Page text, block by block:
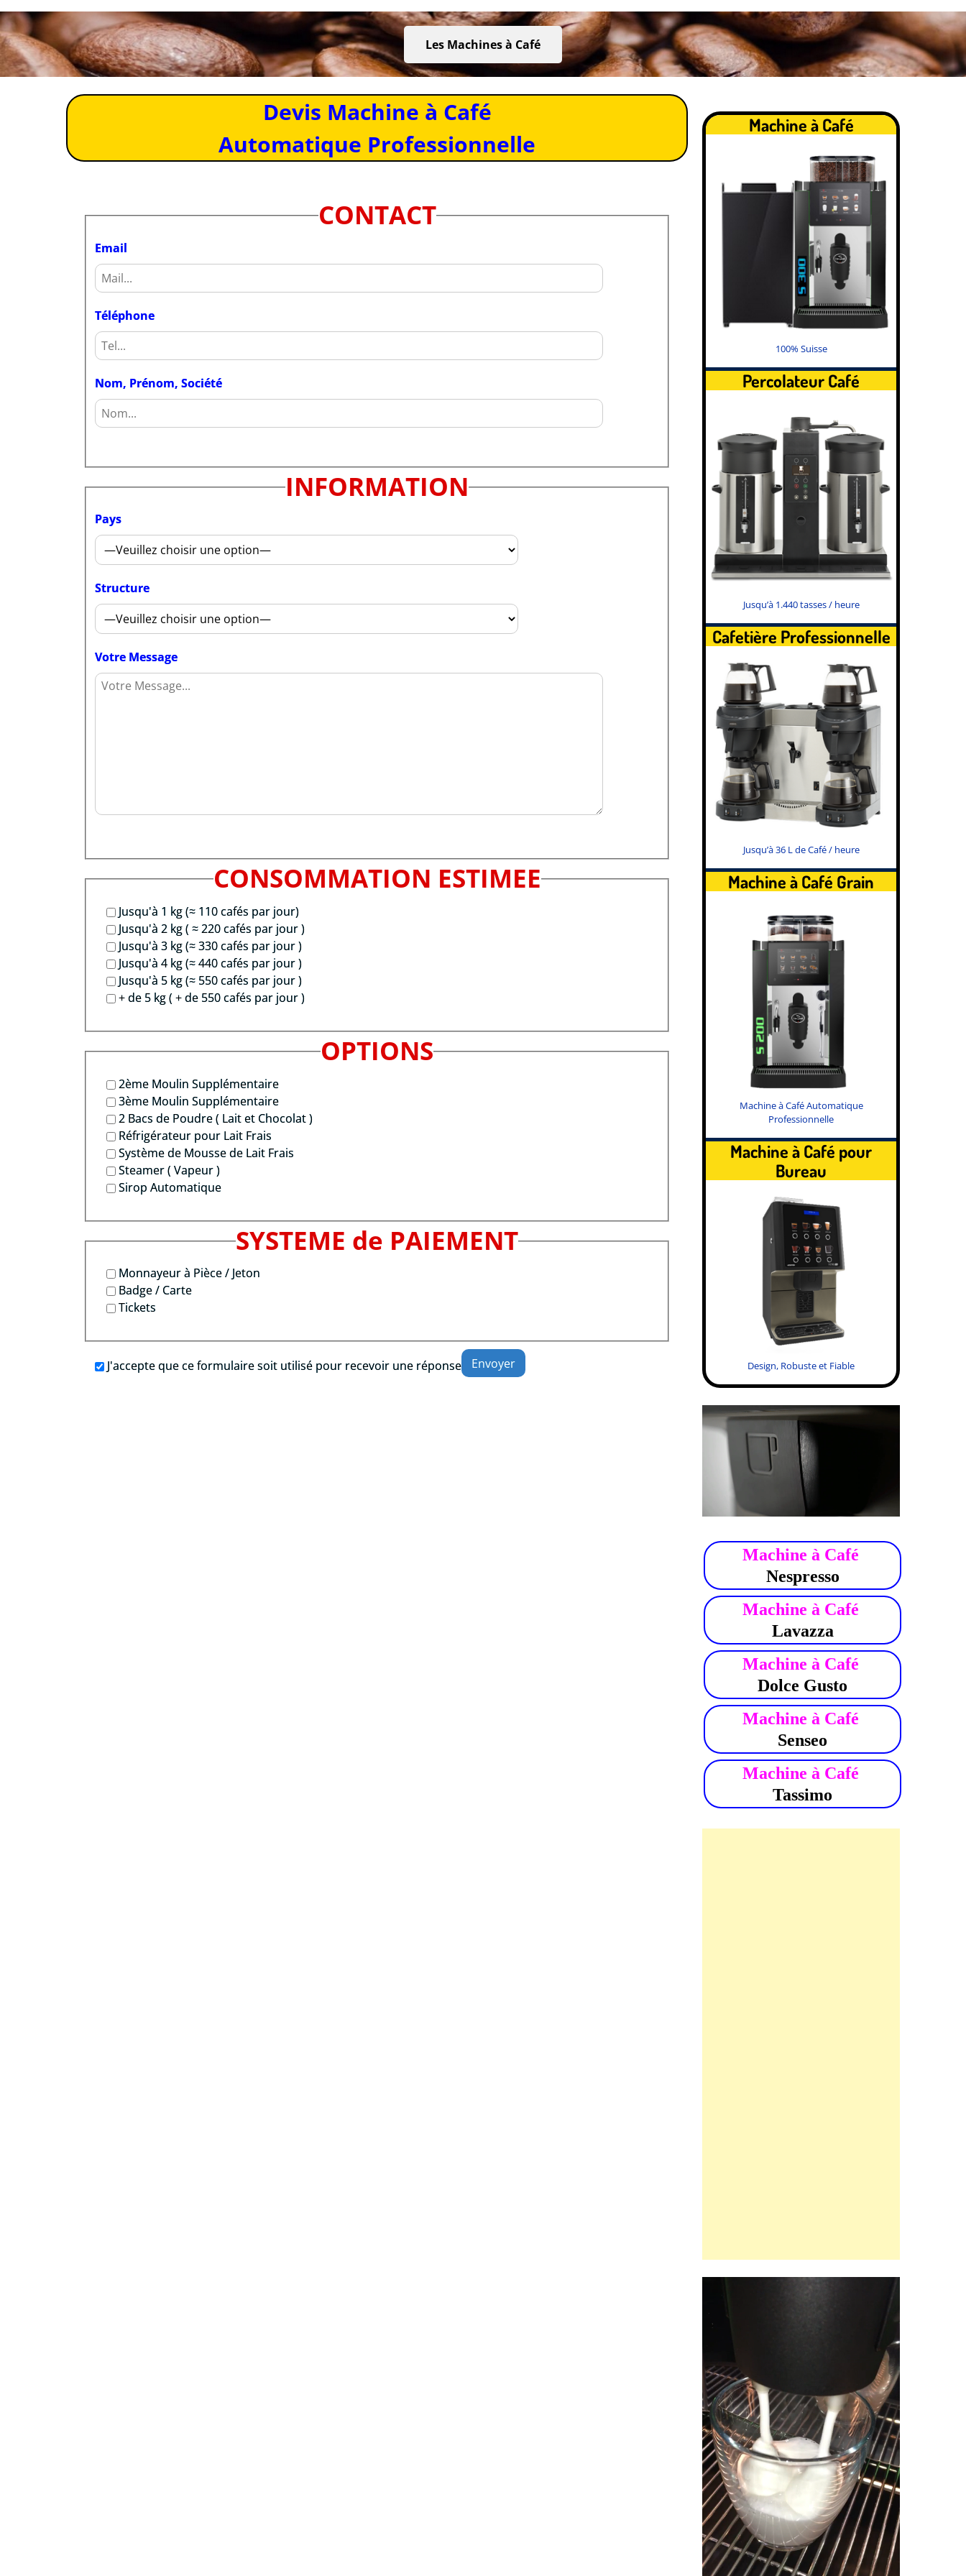
Les Machines à Café
Devis Machine à Café
Automatique Professionnelle
CONTACT
Email
Téléphone
Nom, Prénom, Société
INFORMATION
Pays
Structure
Votre Message
CONSOMMATION ESTIMEE
Jusqu'à 1 kg (≈ 110 cafés par jour)
Jusqu'à 2 kg ( ≈ 220 cafés par jour )
Jusqu'à 3 kg (≈ 330 cafés par jour )
Jusqu'à 4 kg (≈ 440 cafés par jour )
Jusqu'à 5 kg (≈ 550 cafés par jour )
+ de 5 kg ( + de 550 cafés par jour )
OPTIONS
2ème Moulin Supplémentaire
3ème Moulin Supplémentaire
2 Bacs de Poudre ( Lait et Chocolat )
Réfrigérateur pour Lait Frais
Système de Mousse de Lait Frais
Steamer ( Vapeur )
Sirop Automatique
SYSTEME de PAIEMENT
Monnayeur à Pièce / Jeton
Badge / Carte
Tickets
J'accepte que ce formulaire soit utilisé pour recevoir une réponse
Machine à Café
100% Suisse
Percolateur Café
Jusqu’à 1.440 tasses / heure
Cafetière Professionnelle
Jusqu’à 36 L de Café / heure
Machine à Café Grain
Machine à Café Automatique
Professionnelle
Machine à Café pour
Bureau
Design, Robuste et Fiable
Machine à Café
Nespresso
Machine à Café
Lavazza
Machine à Café
Dolce Gusto
Machine à Café
Senseo
Machine à Café
Tassimo